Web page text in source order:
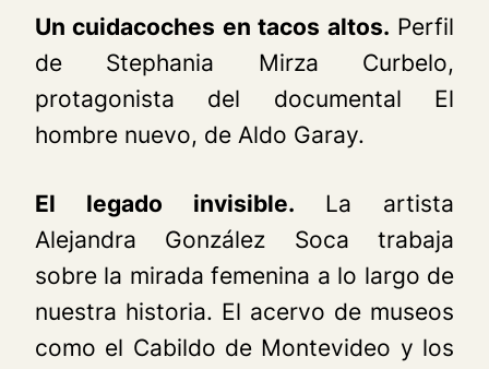
Un cuidacoches en tacos altos. Perfil
de Stephania Mirza Curbelo,
protagonista del documental El
hombre nuevo, de Aldo Garay.
El legado invisible. La artista
Alejandra González Soca trabaja
sobre la mirada femenina a lo largo de
nuestra historia. El acervo de museos
como el Cabildo de Montevideo y los